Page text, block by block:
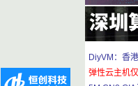
DiyVM：香
弹性云主机